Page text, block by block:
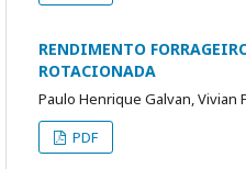
RENDIMENTO
ROTACIONADA
Paulo Henrique Galvan, Vivian
PDF